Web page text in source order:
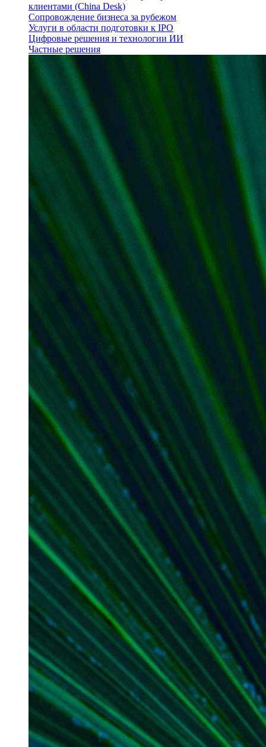
клиентами (China Desk)
Сопровождение бизнеса за рубежом
Услуги в области подготовки к IPO
Цифровые решения и технологии ИИ
Частные решения